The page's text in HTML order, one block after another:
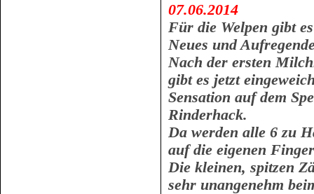
07.06.2014
Für die Welpen gibt
Neues und
Nach der ersten
gibt es jetzt
Sensation auf dem
Rinderhack.
Da werden alle 6 zu
auf die eigenen
Die kleinen, spitzen
sehr unangenehm